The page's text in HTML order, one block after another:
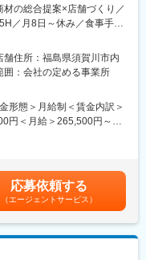
ださい。
案
カード、各種サービスの
ート
た取り組み
材の総合提案×店舗づくり／
／月8日～休み／食事手当
客様へ、スマートフォン・
天ポイントなど、楽天経
を行うポジションです。
度あり
ー動画をご視聴いただきま
舗住所：福島県須賀川市内
：会社の定める事業所
形態＞月給制＜賃金内訳＞
円＜月給＞265,500円～
記です。
応募依頼する
（エージェントサービス）